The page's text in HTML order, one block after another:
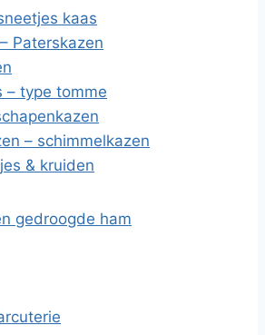
kaas
Paterskazen
– type tomme
– schimmelkazen
& kruiden
gedroogde ham